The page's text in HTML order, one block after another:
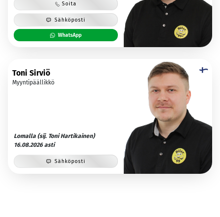
Soita
Sähköposti
WhatsApp
Toni Sirviö
Myyntipäällikkö
Lomalla (sij. Toni Hartikainen)
16.08.2026 asti
Sähköposti